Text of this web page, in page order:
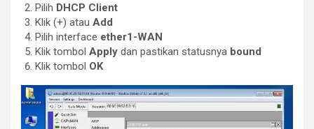
Pilih DHCP Client
Klik (+) atau Add
Pilih interface ether1-WAN
Klik tombol Apply dan pastikan statusnya bound
Klik tombol OK